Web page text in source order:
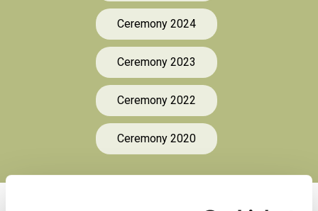
Ceremony 2024
Ceremony 2023
Ceremony 2022
Ceremony 2020